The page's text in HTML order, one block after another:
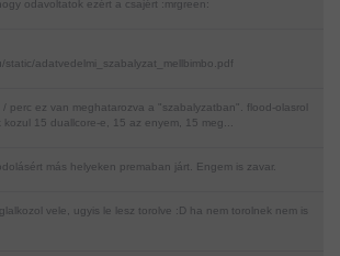
odavoltatok ezért a csajért :mrgreen:
static/adatvedelmi_szabalyzat_mellbimbo.pdf
/ perc ez van meghatarozva a "szabalyzatban". flood-olasrol
15 duallcore-e, 15 az enyem, 15 meg...
más helyeken premaban járt. Engem is zavar.
vele, ugyis le lesz torolve :D ha nem torolnek nem is